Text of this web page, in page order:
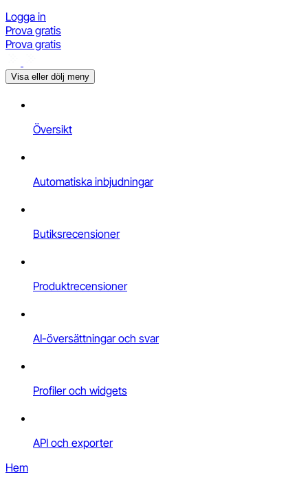
Logga in
Prova gratis
Prova gratis
Visa eller dölj meny
Översikt
Automatiska inbjudningar
Butiksrecensioner
Produktrecensioner
AI-översättningar och svar
Profiler och widgets
API och exporter
Hem